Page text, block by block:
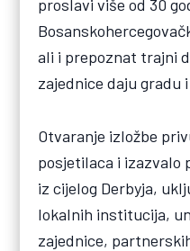
proslavi više od 30
ali i prepoznat trajni
zajednice daju gradu
Otvaranje izložbe
posjetilaca i izazvalo
iz cijelog Derbyja,
lokalnih institucija,
zajednice,